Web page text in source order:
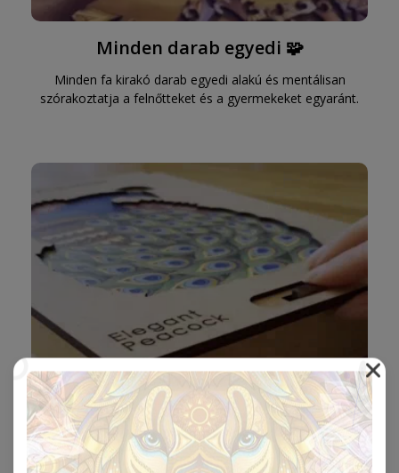
Minden darab egyedi 🧩
Minden fa kirakó darab egyedi alakú és mentálisan
szórakoztatja a felnőtteket és a gyermekeket egyaránt.
Prémium dobozban érkezik 🎁